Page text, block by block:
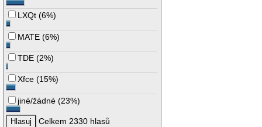
LXQt (6%)
MATE (6%)
TDE (2%)
Xfce (15%)
jiné/žádné (23%)
Celkem 2330 hlasů